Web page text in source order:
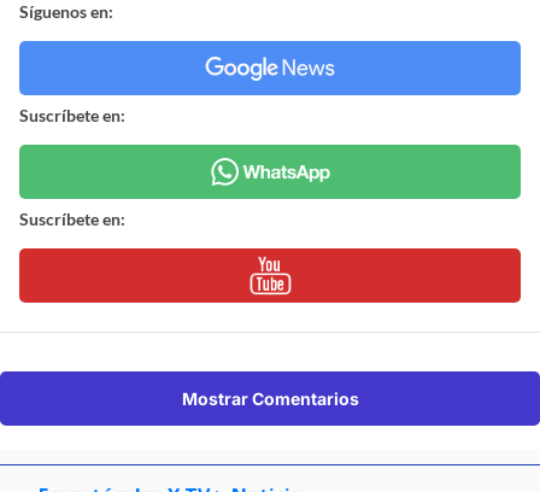
Síguenos en:
Suscríbete en:
Suscríbete en:
Mostrar Comentarios